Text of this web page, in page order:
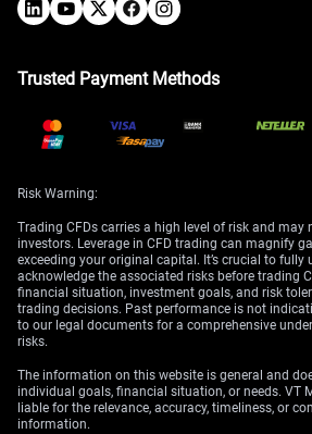
Trusted Payment Methods
Risk Warning:
Trading CFDs carries a high level of risk and may
investors. Leverage in CFD trading can magnify
exceeding your original capital. It’s crucial to fully
acknowledge the associated risks before trading
financial situation, investment goals, and risk
trading decisions. Past performance is not
to our legal documents for a comprehensive
risks.
The information on this website is general and
individual goals, financial situation, or needs. VT
liable for the relevance, accuracy, timeliness, or
information.